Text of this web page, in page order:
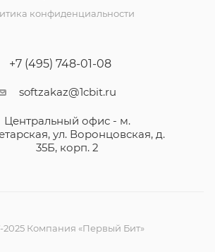
конфиденциальности
+7 (495) 748-01-08
softzakaz@1cbit.ru
Центральный офис - м.
ул. Воронцовская, д.
35Б, корп. 2
2025 Компания «Первый Бит»